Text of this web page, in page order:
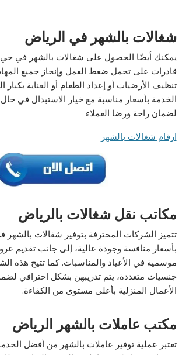
شغالات بالشهر في الرياض
يمكنك أيضًا الحصول على شغالات بالشهر في حي
قادرات على تحمل ضغط العمل وإنجاز جميع
تنظيف الأرضيات أو إعداد الطعام أو العناية
الخدمة بأسعار مناسبة مع خيار الاستبدال في
لضمان راحة ورضا العملاء
ارقام شغالات بالشهر
مكاتب نقل شغالات بالرياض
تتميز الشركات المحترفة بتوفير شغالات
بأسعار منافسة وجودة عالية، إلى جانب تقديم
موسمية في الأعياد والمناسبات. كما تتيح هذه
جنسيات متعددة، يتم تدريبهن بشكل احترافي
الأعمال المنزلية بأعلى مستوى من الكفاءة.
مكتب عاملات بالشهر الرياض
تعتبر عملية توفير عاملات بالشهر من أفضل